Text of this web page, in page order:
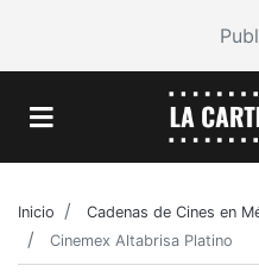
Inicio Cadenas de Cines en
Cinemex Altabrisa Platino